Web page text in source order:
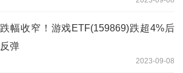
跌幅收窄！游戏ETF(159869)跌超4%后
反弹
2023-09-08